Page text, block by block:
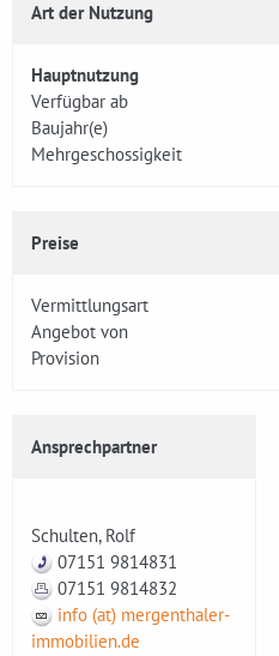
Art der Nutzung
Hauptnutzung
Verfügbar ab
Baujahr(e)
Mehrgeschossigkeit
Preise
Vermittlungsart
Angebot von
Provision
Ansprechpartner
Schulten, Rolf
07151 9814831
07151 9814832
info (at) mergenthaler-
immobilien.de